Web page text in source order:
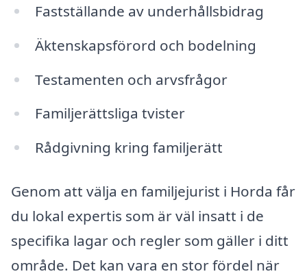
Fastställande av underhållsbidrag
Äktenskapsförord och bodelning
Testamenten och arvsfrågor
Familjerättsliga tvister
Rådgivning kring familjerätt
Genom att välja en familjejurist i Horda får
du lokal expertis som är väl insatt i de
specifika lagar och regler som gäller i ditt
område. Det kan vara en stor fördel när